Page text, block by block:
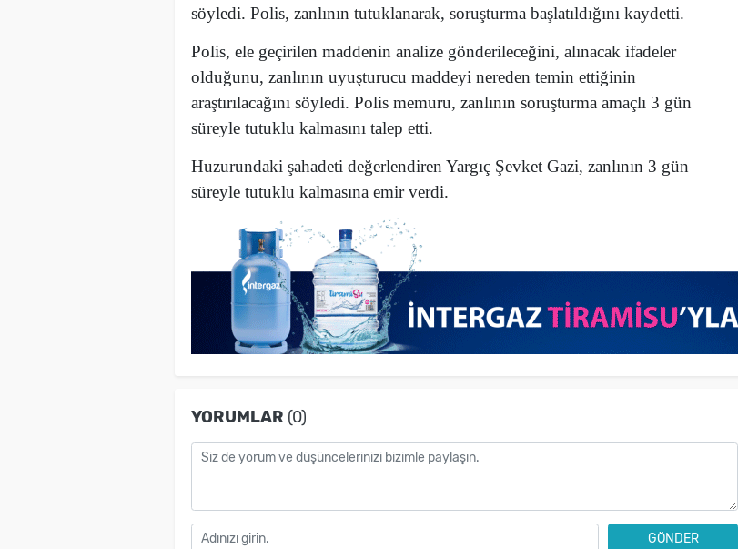
söyledi. Polis, zanlının tutuklanarak, soruşturma başlatıldığını kaydetti.
Polis, ele geçirilen maddenin analize gönderileceğini, alınacak ifadeler
olduğunu, zanlının uyuşturucu maddeyi nereden temin ettiğinin
araştırılacağını söyledi. Polis memuru, zanlının soruşturma amaçlı 3 gün
süreyle tutuklu kalmasını talep etti.
Huzurundaki şahadeti değerlendiren Yargıç Şevket Gazi, zanlının 3 gün
süreyle tutuklu kalmasına emir verdi.
YORUMLAR (0)
GÖNDER